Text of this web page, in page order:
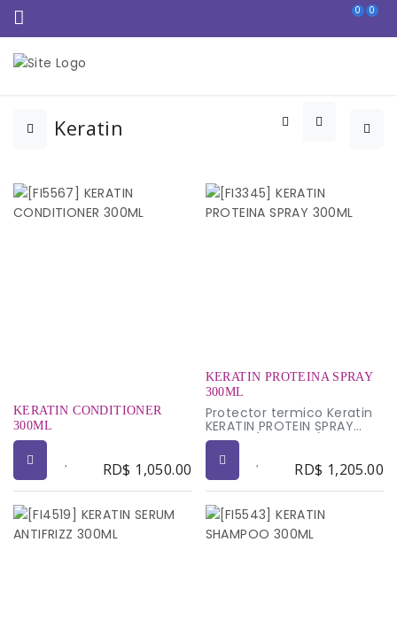
0 0
Keratin
KERATIN CONDITIONER
300ML
RD$ 1,050.00
KERATIN PROTEINA SPRAY
300ML
Protector termico Keratin
KERATIN PROTEIN SPRAY
300 ml (10.1 Fl. Oz)
• Formulada para agregar
queratina a la hebra
mientras la protege del
daño causado por
aparatos térmicos.
• Da suavidad y sedosidad
al cabello.
RD$ 1,205.00